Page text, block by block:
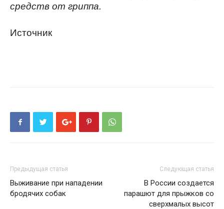
средств от гриппа.
Источник
Предыдущая статья
Выживание при нападении
бродячих собак
Следующая статья
В России создается
парашют для прыжков со
сверхмалых высот